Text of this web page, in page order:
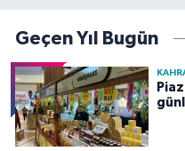
Geçen Yıl Bugün